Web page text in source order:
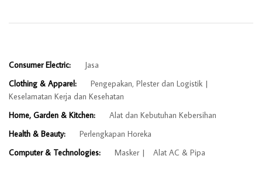
Consumer Electric:
Jasa
Clothing & Apparel:
Pengepakan, Plester dan Logistik
Keselamatan Kerja dan Kesehatan
Home, Garden & Kitchen:
Alat dan Kebutuhan Kebersihan
Health & Beauty:
Perlengkapan Horeka
Computer & Technologies:
Masker Alat AC & Pipa